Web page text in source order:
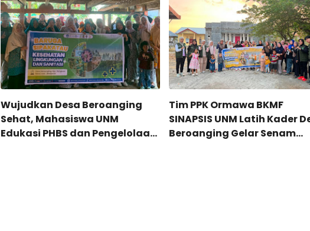
Wujudkan Desa Beroanging
Sehat, Mahasiswa UNM
Edukasi PHBS dan Pengelolaan
Tim PPK Ormawa BKMF
SINAPSIS UNM Latih Kader
Beroanging Gelar Senam